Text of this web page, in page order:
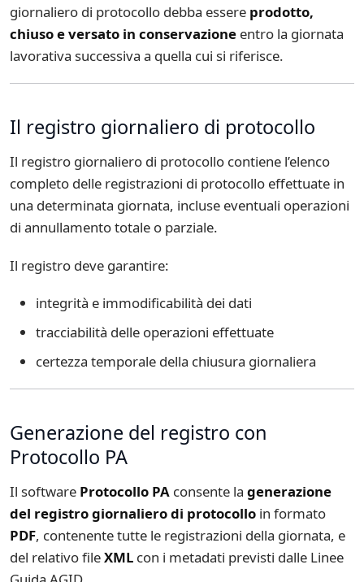
giornaliero di protocollo debba essere prodotto,
chiuso e versato in conservazione entro la giornata
lavorativa successiva a quella cui si riferisce.
Il registro giornaliero di protocollo
Il registro giornaliero di protocollo contiene l’elenco
completo delle registrazioni di protocollo effettuate in
una determinata giornata, incluse eventuali operazioni
di annullamento totale o parziale.
Il registro deve garantire:
integrità e immodificabilità dei dati
tracciabilità delle operazioni effettuate
certezza temporale della chiusura giornaliera
Generazione del registro con
Protocollo PA
Il software Protocollo PA consente la generazione
del registro giornaliero di protocollo in formato
PDF, contenente tutte le registrazioni della giornata, e
del relativo fileXML con i metadati previsti dalle Linee